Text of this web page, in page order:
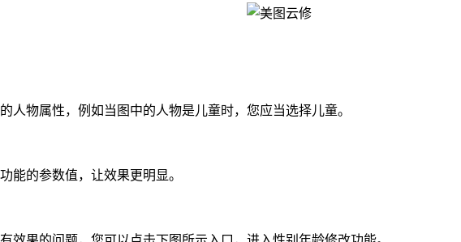
物属性，例如当图中的人物是儿童时，您应当选择儿童。
的参数值，让效果更明显。